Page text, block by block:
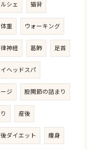
シェ 猫背
体重 ウォーキング
神経 葛飾 足首
イヘッドスパ
ジ 股関節の詰まり
産後
ダイエット 痩身